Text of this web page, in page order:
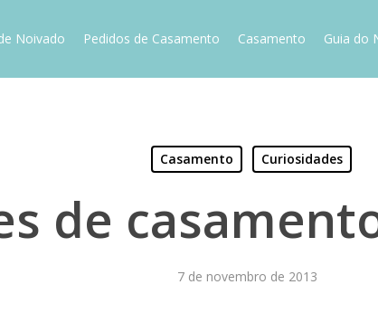
Noivado Pedidos de Casamento Casamento Guia do
Casamento Curiosidades
de
7 de novembro de 2013